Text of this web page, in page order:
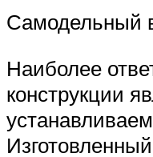
Самодельный
Наиболее
конструкции